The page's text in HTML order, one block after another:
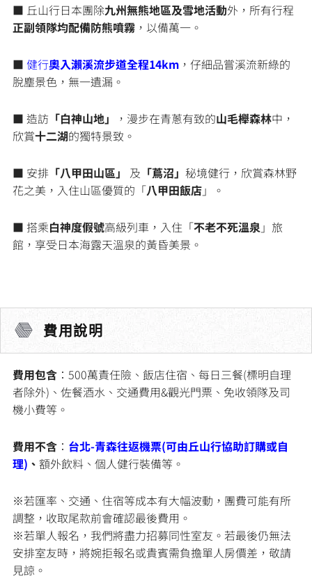
■ 丘山行日本團除九州無熊地區及雪地活動外，所有行程
正副領隊均配備防熊噴霧 ，以備萬一。
■ 健行奧入瀨溪流步道全程14km ，仔細品嘗溪流新綠的
脫塵景色，無一遺漏。
■ 造訪 「白神山地」 ，漫步在青蔥有致的山毛櫸森林中，
欣賞十二湖的獨特景致。
■ 安排 「八甲田山區」 及 「蔦沼」 秘境健行，欣賞森林野
花之美，入住山區優質的「八甲田飯店」。
■ 搭乘白神度假號高級列車，入住「不老不死溫泉 」旅
館，享受日本海露天溫泉的黃昏美景。
費用說明
費用包含 ：500萬責任險、飯店住宿、每日三餐(標明自理
者除外)、佐餐酒水、交通費用&觀光門票、免收領隊及司
機小費等。
費用不含 ： 台北-青森往返機票(可由丘山行協助訂購或自
理) 、 額外飲料、個人健行裝備等。
※若匯率、交通、住宿等成本有大幅波動，團費可能有所
調整，收取尾款前會確認最後費用。
※若單人報名，我們將盡力招募同性室友。若最後仍無法
安排室友時，將婉拒報名或貴賓需負擔單人房價差，敬請
見諒。